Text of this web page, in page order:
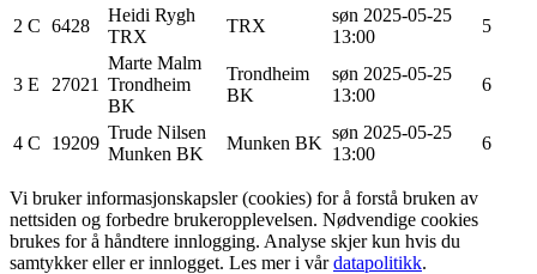
2 C 6428
Heidi Rygh
TRX
TRX
søn 2025-05-25
13:00
5
3 E 27021
Marte Malm
Trondheim
BK
Trondheim
BK
søn 2025-05-25
13:00
6
4 C 19209
Trude Nilsen
Munken BK
Munken BK
søn 2025-05-25
13:00
6
Vi bruker informasjonskapsler (cookies) for å forstå bruken av
nettsiden og forbedre brukeropplevelsen. Nødvendige cookies
brukes for å håndtere innlogging. Analyse skjer kun hvis du
samtykker eller er innlogget. Les mer i vår datapolitikk.